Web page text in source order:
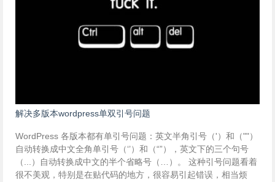
解决多版本wordpress单双引号问题
WordPress 各版本都有单引号问题：英文半角引号（'）和（""）
自动转换成中文全角单引号（‘’）和（“”），英文下的三个句号
（...）自动转换成中文的半个省略号（…）。 这种引号问题看着
很不美观，特别是在贴代码的地方，很容易引起错误，相当烦